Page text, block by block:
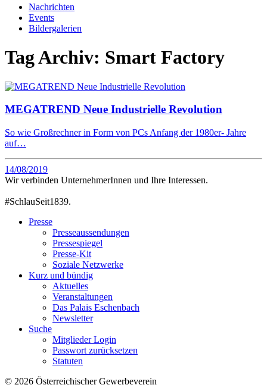
Nachrichten
Events
Bildergalerien
Tag Archiv: Smart Factory
MEGATREND Neue Industrielle Revolution
So wie Großrechner in Form von PCs Anfang der 1980er- Jahre
auf…
14/08/2019
Wir verbinden UnternehmerInnen und Ihre Interessen.
#SchlauSeit1839.
Presse
Presseaussendungen
Pressespiegel
Presse-Kit
Soziale Netzwerke
Kurz und bündig
Aktuelles
Veranstaltungen
Das Palais Eschenbach
Newsletter
Suche
Mitglieder Login
Passwort zurücksetzen
Statuten
© 2026 Österreichischer Gewerbeverein